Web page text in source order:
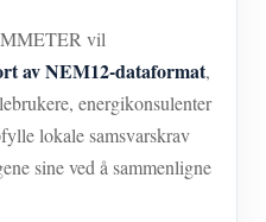
vil
av NEM12-dataformat,
energikonsulenter
lokale samsvarskrav
sine ved å sammenligne